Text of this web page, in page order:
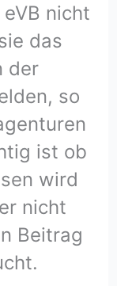
nicht
das
der
so
ist ob
wird
nicht
Beitrag